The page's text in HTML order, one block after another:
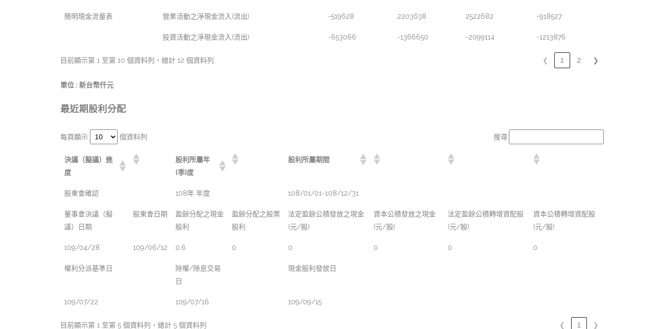
簡明現金流量表 營業活動之淨現金流入(流出) -519628 2203638 2522682 -918527
投資活動之淨現金流入(流出) -653066 -1366650 -2099114 -1213876
目前顯示第 1 至第 10 個資料列，總計 12 個資料列 ❮ 1 2 ❯
單位 : 新台幣仟元
最近期股利分配
每頁顯示 個資料列 搜尋:
決議（擬議）進
度
股利所屬年
(季)度
股利所屬期間
股東會確認 108年 年度 108/01/01~108/12/31
董事會決議（擬
議）日期
股東會日期
盈餘分配之現金
股利
盈餘分配之股票
股利
法定盈餘公積發放之現金
(元/股)
資本公積發放之現金
(元/股)
法定盈餘公積轉增資配股
(元/股)
資本公積轉增資配股
(元/股)
109/04/28 109/06/12 0.6 0 0 0 0 0
權利分派基準日
除權/除息交易
日
現金股利發放日
109/07/22 109/07/16 109/09/15
目前顯示第 1 至第 5 個資料列，總計 5 個資料列 ❮ 1 ❯